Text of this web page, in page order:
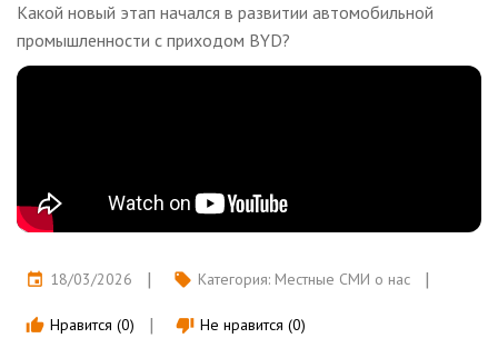
Какой новый этап начался в развитии автомобильной
промышленности с приходом BYD?
event 18/03/2026 local_offer Категория: Местные СМИ о нас
thumb_up Нравится (0) thumb_down Не нравится (0)